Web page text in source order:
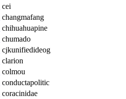
cei
changmafang
chihuahuapine
chumado
cjkunifiedideog
clarion
colmou
conductapolitic
coracinidae